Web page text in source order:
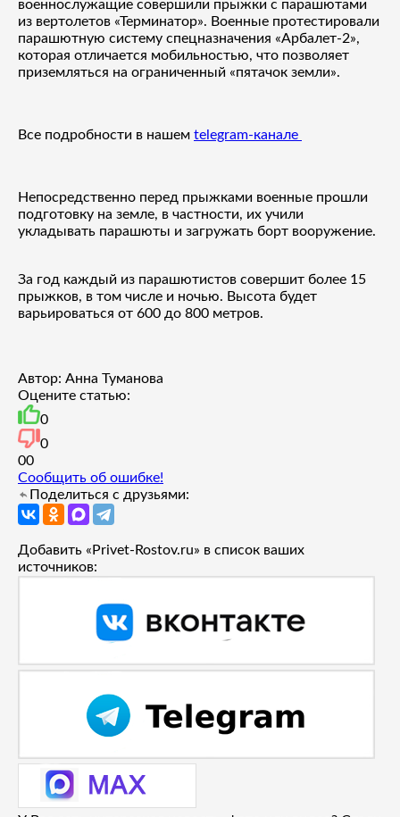
военнослужащие совершили прыжки с парашютами
из вертолетов «Терминатор». Военные протестировали
парашютную систему спецназначения «Арбалет-2»,
которая отличается мобильностью, что позволяет
приземляться на ограниченный «пятачок земли».
Все подробности в нашем telegram-канале
Непосредственно перед прыжками военные прошли
подготовку на земле, в частности, их учили
укладывать парашюты и загружать борт вооружение.
За год каждый из парашютистов совершит более 15
прыжков, в том числе и ночью. Высота будет
варьироваться от 600 до 800 метров.
Автор: Анна Туманова
Оцените статью:
0
0
00
Сообщить об ошибке!
Поделиться с друзьями:
Добавить «Privet-Rostov.ru» в список ваших
источников: